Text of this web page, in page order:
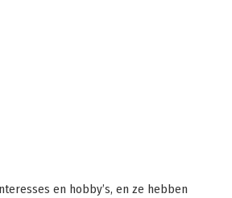
en hobby’s, en ze hebben